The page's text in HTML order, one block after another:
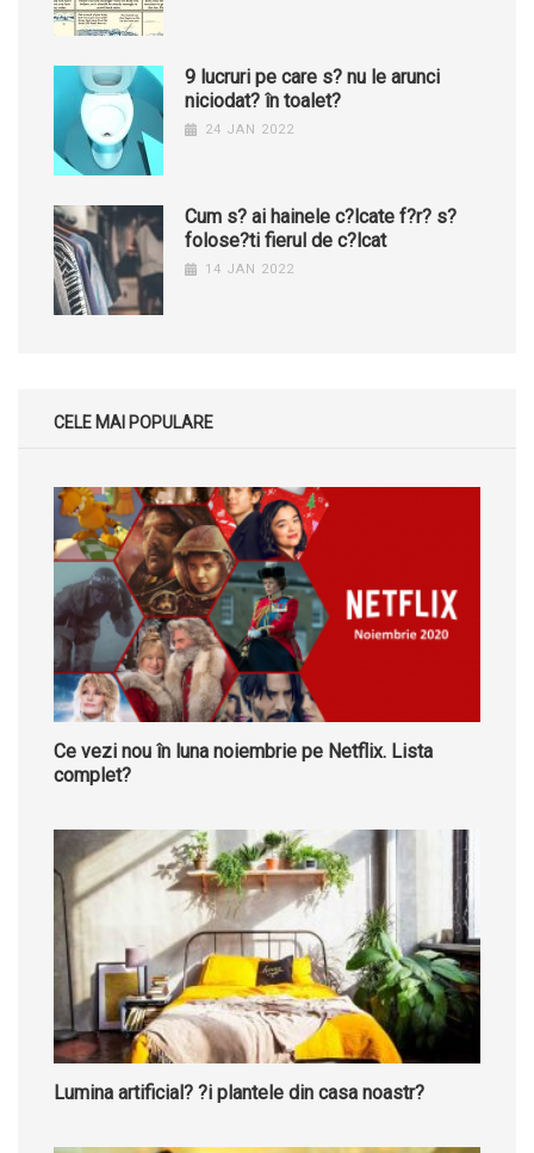
9 lucruri pe care s? nu le arunci
niciodat? în toalet?
24 JAN 2022
Cum s? ai hainele c?lcate f?r? s?
folose?ti fierul de c?lcat
14 JAN 2022
CELE MAI POPULARE
Ce vezi nou în luna noiembrie pe Netflix. Lista
complet?
Lumina artificial? ?i plantele din casa noastr?